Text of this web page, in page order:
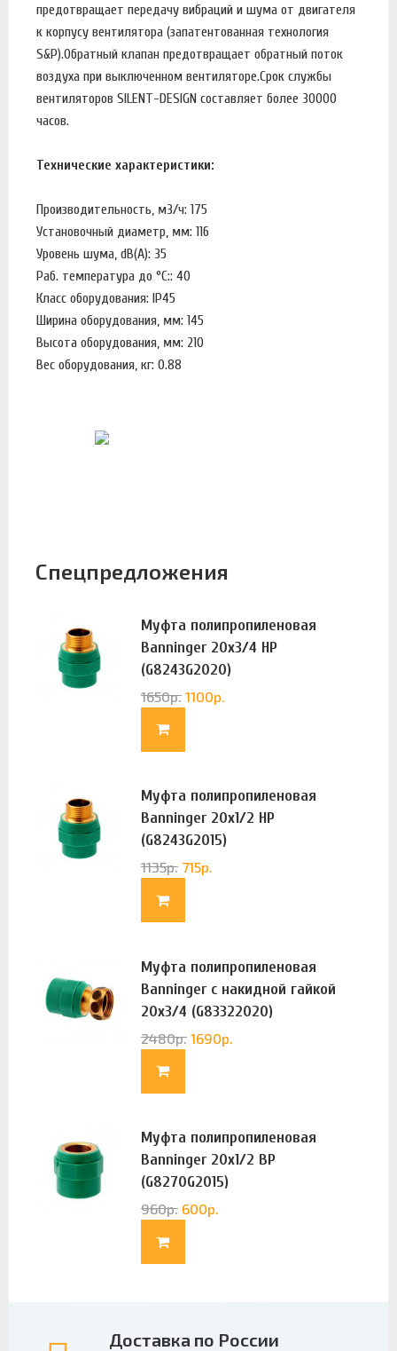
предотвращает передачу вибраций и шума от двигателя
к корпусу вентилятора (запатентованная технология
S&P).Обратный клапан предотвращает обратный поток
воздуха при выключенном вентиляторе.Срок службы
вентиляторов SILENT-DESIGN составляет более 30000
часов.
Технические характеристики:
Производительность, м3/ч: 175
Установочный диаметр, мм: 116
Уровень шума, dB(A): 35
Раб. температура до °С:: 40
Класс оборудования: IP45
Ширина оборудования, мм: 145
Высота оборудования, мм: 210
Вес оборудования, кг: 0.88
Спецпредложения
Муфта полипропиленовая
Banninger 20х3/4 НР
(G8243G2020)
1650р. 1100р.
Муфта полипропиленовая
Banninger 20х1/2 НР
(G8243G2015)
1135р. 715р.
Муфта полипропиленовая
Banninger с накидной гайкой
20х3/4 (G83322020)
2480р. 1690р.
Муфта полипропиленовая
Banninger 20х1/2 ВР
(G8270G2015)
960р. 600р.
Доставка по России